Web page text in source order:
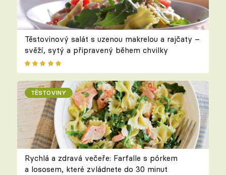
Těstovinový salát s uzenou makrelou a rajčaty –
svěží, sytý a připravený během chvilky
TĚSTOVINY
Rychlá a zdravá večeře: Farfalle s pórkem
a lososem, které zvládnete do 30 minut